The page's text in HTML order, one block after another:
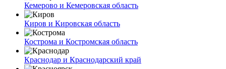
Кемерово и Кемеровская область
Киров и Кировская область
Кострома и Костромская область
Краснодар и Краснодарский край